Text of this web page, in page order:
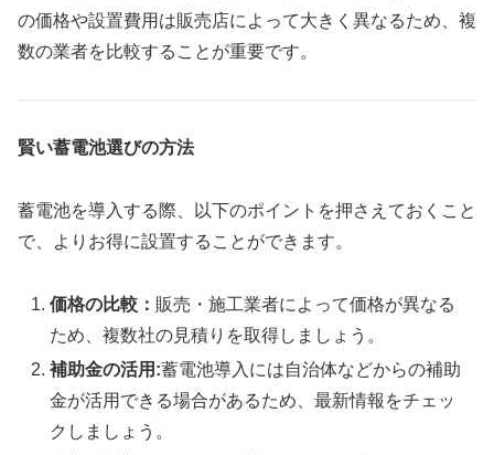
の価格や設置費用は販売店によって大きく異なるため、複
数の業者を比較することが重要です。
賢い蓄電池選びの方法
蓄電池を導入する際、以下のポイントを押さえておくこと
で、よりお得に設置することができます。
価格の比較： 販売・施工業者によって価格が異なる
ため、複数社の見積りを取得しましょう。
補助金の活用:蓄電池導入には自治体などからの補助
金が活用できる場合があるため、最新情報をチェッ
クしましょう。